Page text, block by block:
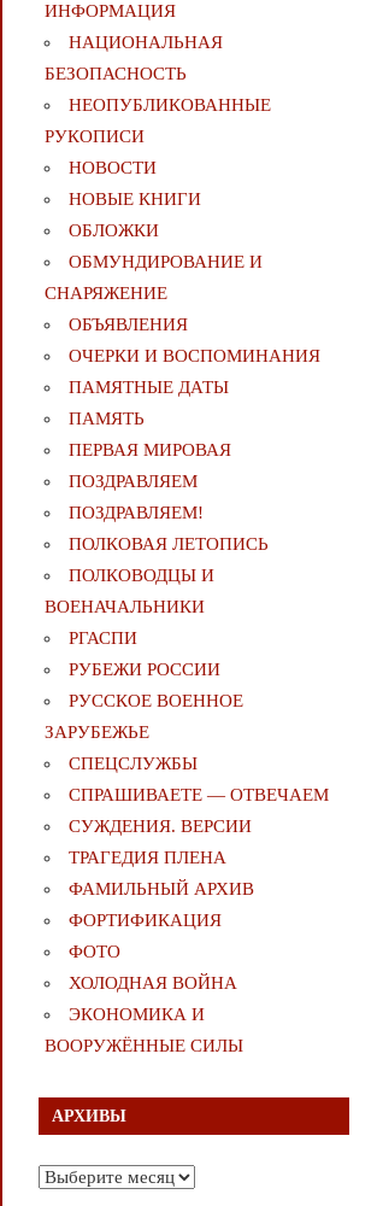
ИНФОРМАЦИЯ
НАЦИОНАЛЬНАЯ
БЕЗОПАСНОСТЬ
НЕОПУБЛИКОВАННЫЕ
РУКОПИСИ
НОВОСТИ
НОВЫЕ КНИГИ
ОБЛОЖКИ
ОБМУНДИРОВАНИЕ И
СНАРЯЖЕНИЕ
ОБЪЯВЛЕНИЯ
ОЧЕРКИ И ВОСПОМИНАНИЯ
ПАМЯТНЫЕ ДАТЫ
ПАМЯТЬ
ПЕРВАЯ МИРОВАЯ
ПОЗДРАВЛЯЕМ
ПОЗДРАВЛЯЕМ!
ПОЛКОВАЯ ЛЕТОПИСЬ
ПОЛКОВОДЦЫ И
ВОЕНАЧАЛЬНИКИ
РГАСПИ
РУБЕЖИ РОССИИ
РУССКОЕ ВОЕННОЕ
ЗАРУБЕЖЬЕ
СПЕЦСЛУЖБЫ
СПРАШИВАЕТЕ — ОТВЕЧАЕМ
СУЖДЕНИЯ. ВЕРСИИ
ТРАГЕДИЯ ПЛЕНА
ФАМИЛЬНЫЙ АРХИВ
ФОРТИФИКАЦИЯ
ФОТО
ХОЛОДНАЯ ВОЙНА
ЭКОНОМИКА И
ВООРУЖЁННЫЕ СИЛЫ
АРХИВЫ
Архивы